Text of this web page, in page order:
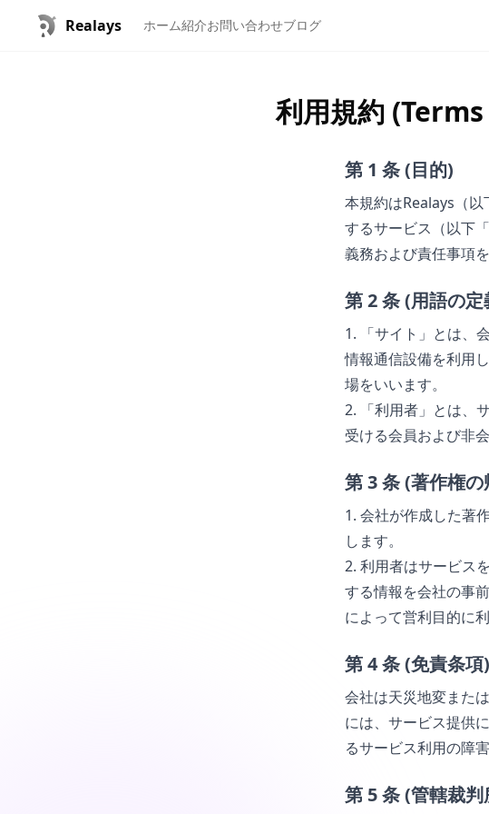
Realays ホーム紹介お問い合わせブログ
利用規約
第 1 条 (目的)
本規約はRealays（
するサービス（以下
義務および責任事項
第 2 条 (用語の定
1. 「サイト」とは、
情報通信設備を利用
場をいいます。
2. 「利用者」とは、
受ける会員および非
第 3 条 (著作権
1. 会社が作成した著
します。
2. 利用者はサービス
する情報を会社の事
によって営利目的に
第 4 条 (免責条項)
会社は天災地変また
には、サービス提供
るサービス利用の障
第 5 条 (管轄裁判